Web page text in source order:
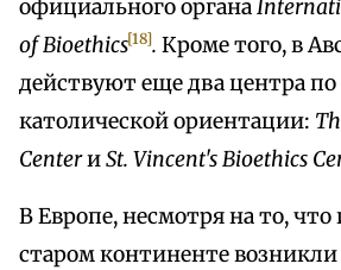
официального органа
of Bioethics[18]. Кроме того, в
действуют еще два центра по
католической ориентации:
CenterиSt. Vincent's Bioethics
В Европе, несмотря на то,
старом континенте